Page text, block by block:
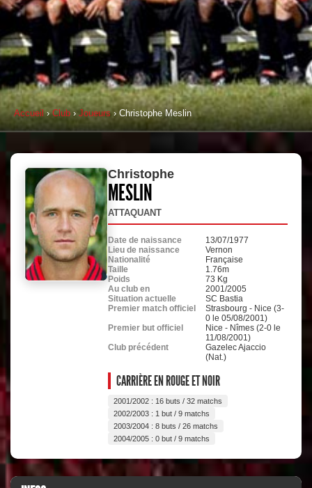
Accueil›Club › Joueurs› Christophe Meslin
Christophe
MESLIN
ATTAQUANT
Date de naissance
13/07/1977
Lieu de naissance
Vernon
Nationalité
Française
Taille
1.76m
Poids
73 Kg
Au club en
2001/2005
Situation actuelle
SC Bastia
Premier match officiel
Strasbourg - Nice (3-
0 le 05/08/2001)
Premier but officiel
Nice - Nîmes (2-0 le
11/08/2001)
Club précédent
Gazelec Ajaccio
(Nat.)
CARRIÈRE EN ROUGE ET NOIR
2001/2002 : 16 buts / 32 matchs
2002/2003 : 1 but / 9 matchs
2003/2004 : 8 buts / 26 matchs
2004/2005 : 0 but / 9 matchs